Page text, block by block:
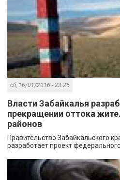
сб, 16/01/2016 - 23:26
Власти Забайкалья
прекращении оттока
районов
Правительство Забайкальского
разработает проект